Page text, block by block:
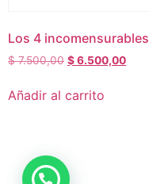
Los 4 incomensurables
$7.500,00 $6.500,00
Añadir al carrito